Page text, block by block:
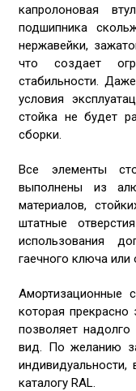
капролоновая
подшипника
нержавейки,
что создает
стабильности.
условия
стойка не будет
сборки.
Все элементы
выполнены из
материалов,
штатные
использования
гаечного ключа или
Амортизационные
которая
позволяет надолго
вид. По желанию
каталогу RAL.